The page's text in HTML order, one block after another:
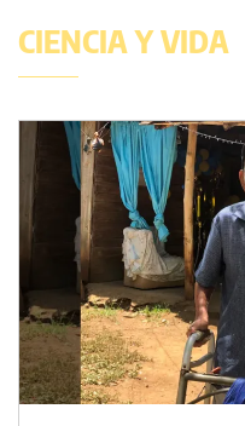
CIENCIA Y VIDA